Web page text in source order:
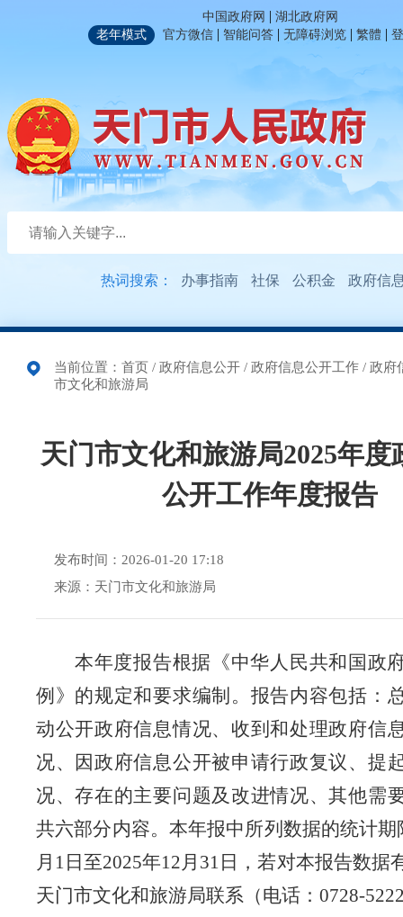
中国政府网 | 湖北政府网
老年模式
官方微信 | 智能问答 | 无障碍浏览 | 繁體 |
热词搜索： 办事指南 社保 公积金 政府信
当前位置： 首页 / 政府信息公开 / 政府信息公开工作 / 政府
市文化和旅游局
天门市文化和旅游局2025年度
公开工作年度报告
发布时间：2026-01-20 17:18
来源：天门市文化和旅游局
本年度报告根据《中华人民共和国政
例》的规定和要求编制。报告内容包括：
动公开政府信息情况、收到和处理政府信
况、因政府信息公开被申请行政复议、提
况、存在的主要问题及改进情况、其他需
共六部分内容。本年报中所列数据的统计期
月1日至2025年12月31日，若对本报告数据
天门市文化和旅游局联系（电话：0728-